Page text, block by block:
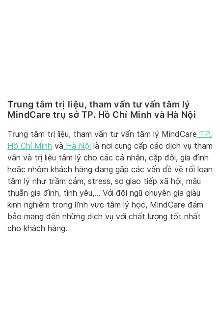
Trung tâm trị liệu, tham vấn tư vấn tâm lý
MindCare trụ sở TP. Hồ Chí Minh và Hà Nội
Trung tâm trị liệu, tham vấn tư vấn tâm lý MindCare TP.
Hồ Chí Minh và Hà Nội là nơi cung cấp các dịch vụ tham
vấn và trị liệu tâm lý cho các cá nhân, cặp đôi, gia đình
hoặc nhóm khách hàng đang gặp các vấn đề về rối loạn
tâm lý như trầm cảm, stress, sợ giao tiếp xã hội, mâu
thuẫn gia đình, tình yêu,… Với đội ngũ chuyên gia giàu
kinh nghiệm trong lĩnh vực tâm lý học, MindCare đảm
bảo mang đến những dịch vụ với chất lượng tốt nhất
cho khách hàng.